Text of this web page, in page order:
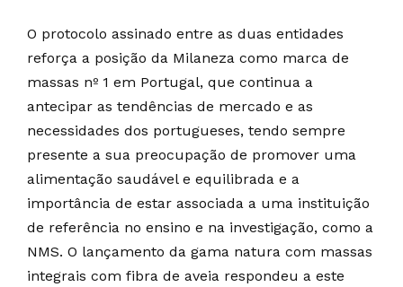
O protocolo assinado entre as duas entidades
reforça a posição da Milaneza como marca de
massas nº 1 em Portugal, que continua a
antecipar as tendências de mercado e as
necessidades dos portugueses, tendo sempre
presente a sua preocupação de promover uma
alimentação saudável e equilibrada e a
importância de estar associada a uma instituição
de referência no ensino e na investigação, como a
NMS. O lançamento da gama natura com massas
integrais com fibra de aveia respondeu a este